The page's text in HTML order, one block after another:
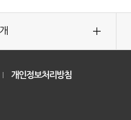
개인정보처리방침